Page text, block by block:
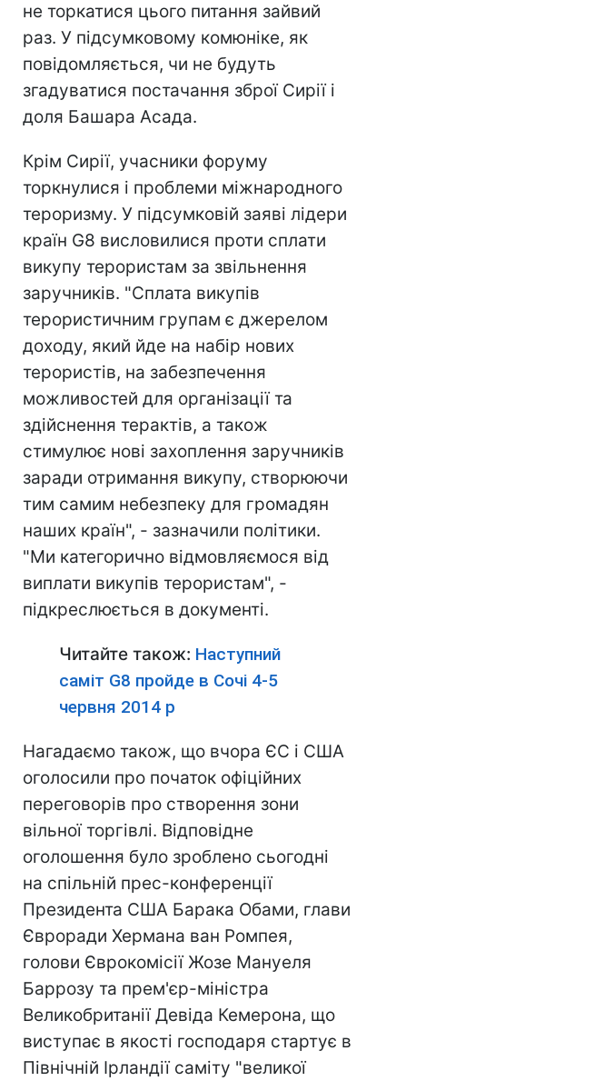
не торкатися цього питання зайвий
раз. У підсумковому комюніке, як
повідомляється, чи не будуть
згадуватися постачання зброї Сирії і
доля Башара Асада.
Крім Сирії, учасники форуму
торкнулися і проблеми міжнародного
тероризму. У підсумковій заяві лідери
країн G8 висловилися проти сплати
викупу терористам за звільнення
заручників. "Сплата викупів
терористичним групам є джерелом
доходу, який йде на набір нових
терористів, на забезпечення
можливостей для організації та
здійснення терактів, а також
стимулює нові захоплення заручників
заради отримання викупу, створюючи
тим самим небезпеку для громадян
наших країн", - зазначили політики.
"Ми категорично відмовляємося від
виплати викупів терористам", -
підкреслюється в документі.
Читайте також: Наступний
саміт G8 пройде в Сочі 4-5
червня 2014 р
Нагадаємо також, що вчора ЄС і США
оголосили про початок офіційних
переговорів про створення зони
вільної торгівлі. Відповідне
оголошення було зроблено сьогодні
на спільній прес-конференції
Президента США Барака Обами, глави
Євроради Хермана ван Ромпея,
голови Єврокомісії Жозе Мануеля
Баррозу та прем'єр-міністра
Великобританії Девіда Кемерона, що
виступає в якості господаря стартує в
Північній Ірландії саміту "великої